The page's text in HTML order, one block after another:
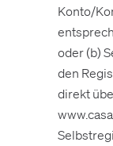
Konto/
oder (b)
den
direkt